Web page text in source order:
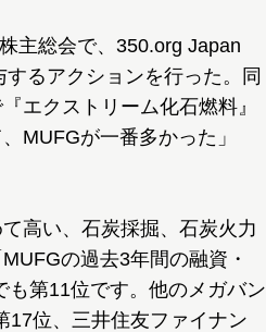
主総会で、350.org Japan
るアクションを行った。同
エクストリーム化石燃料』
MUFGが一番多かった」
高い、石炭採掘、石炭火力
の過去3年間の融資・
第11位です。他のメガバン
17位、三井住友ファイナン